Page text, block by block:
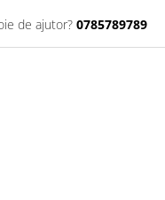
de ajutor? 0785789789